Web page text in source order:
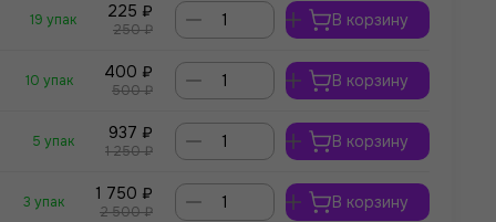
19 упак 225 ₽
250 ₽ В корзину
10 упак 400 ₽
500 ₽ В корзину
5 упак 937 ₽
1 250 ₽ В корзину
3 упак 1 750 ₽
2 500 ₽ В корзину